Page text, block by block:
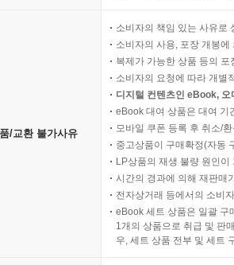
/교환 불가사유
소비자의 책임 있는 사유로
소비자의 사용, 포장 개봉
복제가 가능한 상품 등의
소비자의 요청에 따라 개별
디지털 컨텐츠인 eBook,
eBook 대여 상품은 대여 기
모바일 쿠폰 등록 후 취소/
중고상품이 구매확정(자동
LP상품의 재생 불량 원인
시간의 경과에 의해 재판매
전자상거래 등에서의 소비
eBook 세트 상품은 일괄 구
1개의 상품으로 취급 및 판
우, 세트 상품 전부 및 세트